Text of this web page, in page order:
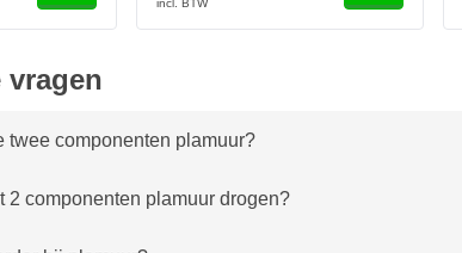
vragen
twee componenten plamuur?
2 componenten plamuur drogen?